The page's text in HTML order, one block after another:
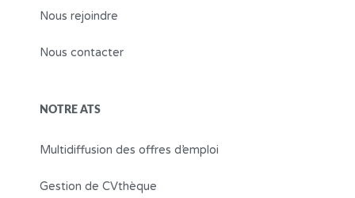
Nous rejoindre
Nous contacter
NOTRE ATS
Multidiffusion des offres d’emploi
Gestion de CVthèque